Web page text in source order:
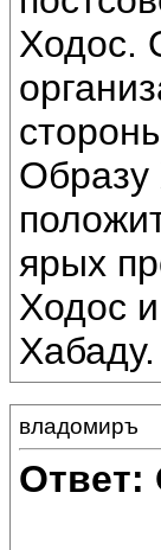
Ходос.
ярых
Ходос
владомиръ
Ответ: